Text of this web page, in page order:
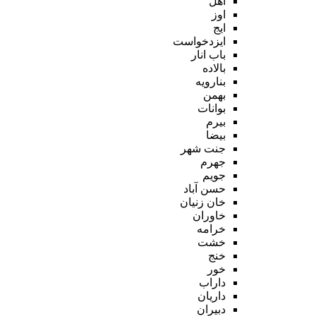
اوز
ایج
ایزدخواست
باب انار
بالاده
بنارویه
بهمن
بوانات
بیرم
بیضا
جنت شهر
جهرم
جویم
حسن آباد
خان زنیان
خاوران
خرامه
خشت
خنج
خور
داراب
داریان
دبیران